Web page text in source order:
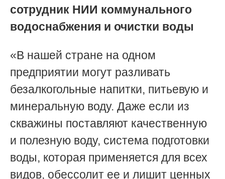
сотрудник НИИ коммунального
водоснабжения и очистки воды
«В нашей стране на одном
предприятии могут разливать
безалкогольные напитки, питьевую и
минеральную воду. Даже если из
скважины поставляют качественную
и полезную воду, система подготовки
воды, которая применяется для всех
видов, обессолит ее и лишит ценных